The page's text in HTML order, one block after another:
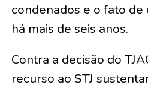
condenados e o fato
há mais de seis anos.
Contra a decisão do
recurso ao STJ